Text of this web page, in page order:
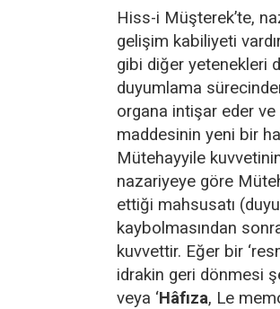
Hiss-i Müşterek’te,
gelişim kabiliyeti
gibi diğer yetenekleri
duyumlama
organa intişar eder
maddesinin yeni bir
Mütehayyile
nazariyeye göre
ettiği mahsusatı
kaybolmasından
kuvvettir. Eğer bir
idrakin geri dönmesi
veya ‘Hâfıza, Le